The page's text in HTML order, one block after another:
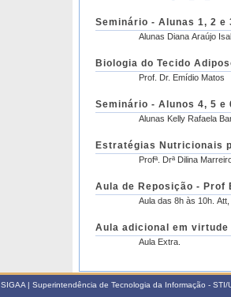
Seminário - Alunas 1, 2 e
Alunas Diana Araújo
Biologia do Tecido
Prof. Dr. Emídio Matos
Seminário - Alunos 4, 5 e
Alunas Kelly Rafaela
Estratégias Nutricionais
Profª. Drª Dilina
Aula de Reposição - Prof
Aula
Aula adicional em virtude
Aula Extra.
SIGAA | Superintendência de Tecnologia da Informação -